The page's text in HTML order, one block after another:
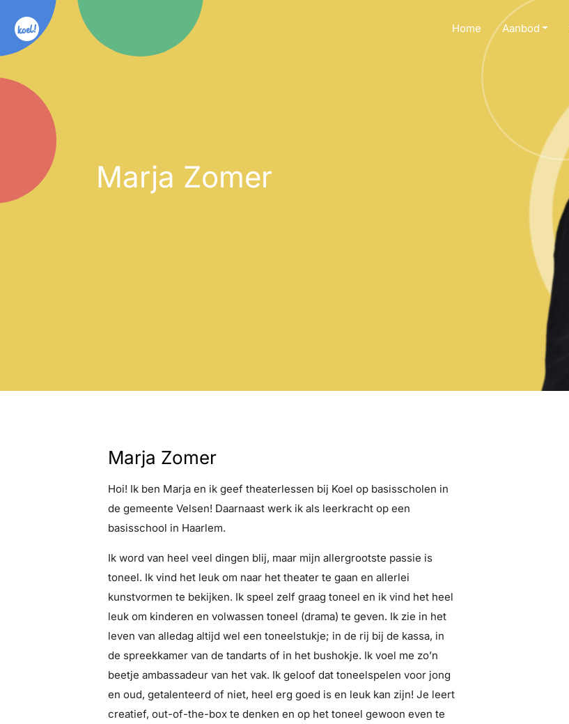
Home Aanbod
Marja Zomer
Marja Zomer
Hoi! Ik ben Marja en ik geef theaterlessen bij Koel op basisscholen in
de gemeente Velsen! Daarnaast werk ik als leerkracht op een
basisschool in Haarlem.
Ik word van heel veel dingen blij, maar mijn allergrootste passie is
toneel. Ik vind het leuk om naar het theater te gaan en allerlei
kunstvormen te bekijken. Ik speel zelf graag toneel en ik vind het heel
leuk om kinderen en volwassen toneel (drama) te geven. Ik zie in het
leven van alledag altijd wel een toneelstukje; in de rij bij de kassa, in
de spreekkamer van de tandarts of in het bushokje. Ik voel me zo’n
beetje ambassadeur van het vak. Ik geloof dat toneelspelen voor jong
en oud, getalenteerd of niet, heel erg goed is en leuk kan zijn! Je leert
creatief, out-of-the-box te denken en op het toneel gewoon even te